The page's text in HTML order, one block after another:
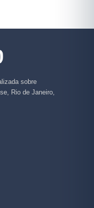
sobre
Rio de Janeiro,